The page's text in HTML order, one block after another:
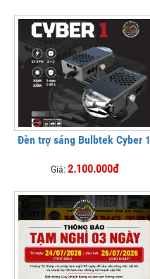
Đèn trợ sáng Bulbtek Cyber 1
Giá:2.100.000đ